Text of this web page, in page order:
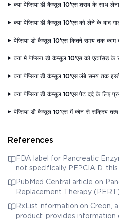
क्या पेप्सिया डी कैप्सूल 10'एस शराब के साथ लेना
क्या पेप्सिया डी कैप्सूल 10'एस को लेने के बाद
पेप्सिया डी कैप्सूल 10'एस कितने समय तक काम
क्या मैं पेप्सिया डी कैप्सूल 10'एस को एंटासिड
क्या पेप्सिया डी कैप्सूल 10'एस लंबे समय तक
क्या पेप्सिया डी कैप्सूल 10'एस पेट दर्द के लिए
पेप्सिया डी कैप्सूल 10'एस में कौन से सक्रिय तत्व
References
FDA label for Pancreatic
not specifically PEPCIA D,
pancreatic enzyme capsules.
PubMed Central article on
Replacement Therapy
understanding enzyme
RxList information on Creon,
product; provides information